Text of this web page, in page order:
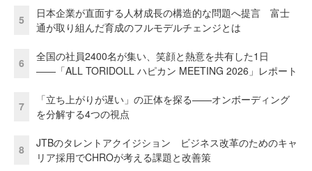
5
日本企業が直面する人材成長の構造的な問題へ提言 富士
通が取り組んだ育成のフルモデルチェンジとは
6
全国の社員2400名が集い、笑顔と熱意を共有した1日
――「ALL TORIDOLL ハピカン MEETING 2026」レポート
7
「立ち上がりが遅い」の正体を探る——オンボーディング
を分解する4つの視点
8
JTBのタレントアクイジション ビジネス改革のためのキャ
リア採用でCHROが考える課題と改善策